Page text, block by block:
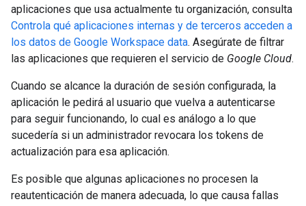
aplicaciones que usa actualmente tu organización, consulta
Controla qué aplicaciones internas y de terceros acceden a
los datos de Google Workspace data. Asegúrate de filtrar
las aplicaciones que requieren el servicio de Google Cloud.
Cuando se alcance la duración de sesión configurada, la
aplicación le pedirá al usuario que vuelva a autenticarse
para seguir funcionando, lo cual es análogo a lo que
sucedería si un administrador revocara los tokens de
actualización para esa aplicación.
Es posible que algunas aplicaciones no procesen la
reautenticación de manera adecuada, lo que causa fallas